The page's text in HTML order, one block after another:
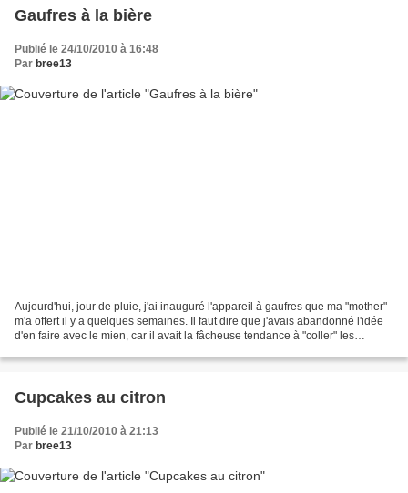
Gaufres à la bière
Publié le 24/10/2010 à 16:48
Par bree13
Aujourd'hui, jour de pluie, j'ai inauguré l'appareil à gaufres que ma "mother"
m'a offert il y a quelques semaines. Il faut dire que j'avais abandonné l'idée
d'en faire avec le mien, car il avait la fâcheuse tendance à "coller" les
Cupcakes au citron
Publié le 21/10/2010 à 21:13
Par bree13